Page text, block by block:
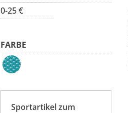
0-25 €
FARBE
Sportartikel zum